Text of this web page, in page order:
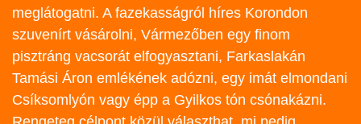
meglátogatni. A fazekasságról híres Korondon
szuvenírt vásárolni, Vármezőben egy finom
pisztráng vacsorát elfogyasztani, Farkaslakán
Tamási Áron emlékének adózni, egy imát elmondani
Csíksomlyón vagy épp a Gyilkos tón csónakázni.